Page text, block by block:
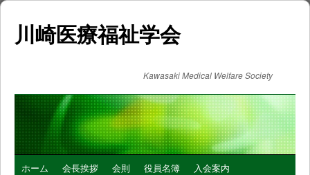
川崎医療福祉学会
Kawasaki Medical Welfare Society
コ
ホーム 会長挨拶 会則 役員名簿
入会案内